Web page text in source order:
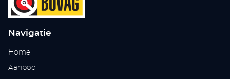
Navigatie
Home
Aanbod